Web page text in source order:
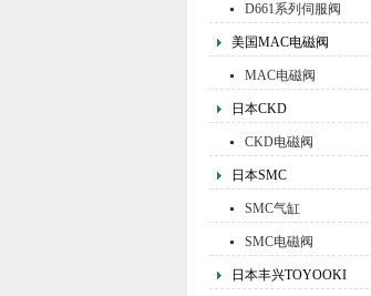
D661系列伺服阀
美国MAC电磁阀
MAC电磁阀
日本CKD
CKD电磁阀
日本SMC
SMC气缸
SMC电磁阀
日本丰兴TOYOOKI